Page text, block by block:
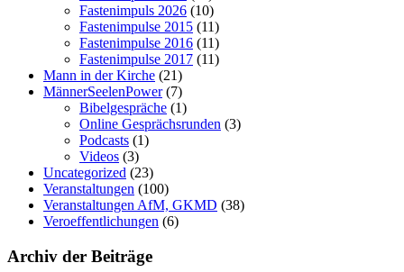
Fastenimpuls 2026 (10)
Fastenimpulse 2015 (11)
Fastenimpulse 2016 (11)
Fastenimpulse 2017 (11)
Mann in der Kirche (21)
MännerSeelenPower(7)
Bibelgespräche (1)
Online Gesprächsrunden (3)
Podcasts (1)
Videos (3)
Uncategorized (23)
Veranstaltungen (100)
Veranstaltungen AfM, GKMD (38)
Veroeffentlichungen (6)
Archiv der Beiträge